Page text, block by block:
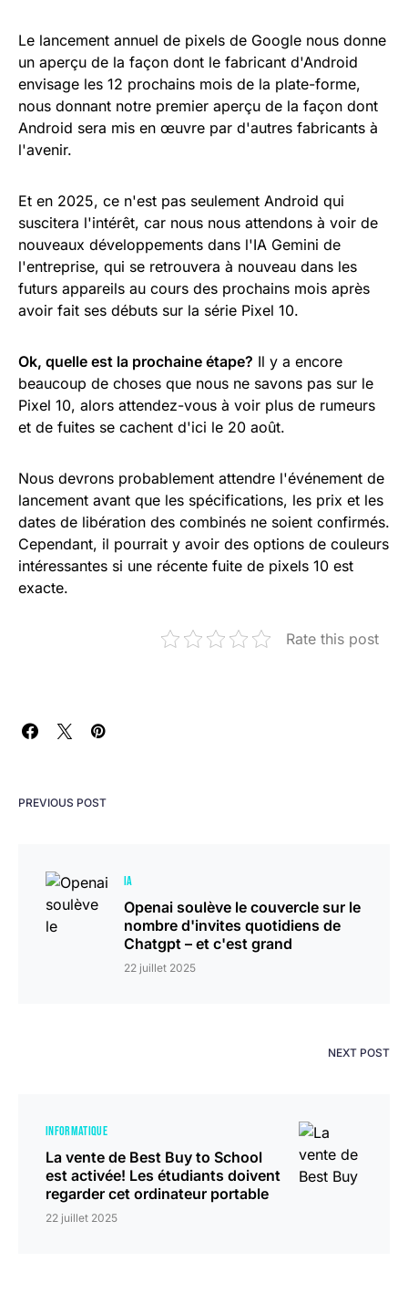
Le lancement annuel de pixels de Google nous donne
un aperçu de la façon dont le fabricant d'Android
envisage les 12 prochains mois de la plate-forme,
nous donnant notre premier aperçu de la façon dont
Android sera mis en œuvre par d'autres fabricants à
l'avenir.
Et en 2025, ce n'est pas seulement Android qui
suscitera l'intérêt, car nous nous attendons à voir de
nouveaux développements dans l'IA Gemini de
l'entreprise, qui se retrouvera à nouveau dans les
futurs appareils au cours des prochains mois après
avoir fait ses débuts sur la série Pixel 10.
Ok, quelle est la prochaine étape? Il y a encore
beaucoup de choses que nous ne savons pas sur le
Pixel 10, alors attendez-vous à voir plus de rumeurs
et de fuites se cachent d'ici le 20 août.
Nous devrons probablement attendre l'événement de
lancement avant que les spécifications, les prix et les
dates de libération des combinés ne soient confirmés.
Cependant, il pourrait y avoir des options de couleurs
intéressantes si une récente fuite de pixels 10 est
exacte.
Rate this post
PREVIOUS POST
IA
Openai soulève le couvercle sur le
nombre d'invites quotidiens de
Chatgpt – et c'est grand
22 juillet 2025
NEXT POST
INFORMATIQUE
La vente de Best Buy to School
est activée! Les étudiants doivent
regarder cet ordinateur portable
22 juillet 2025